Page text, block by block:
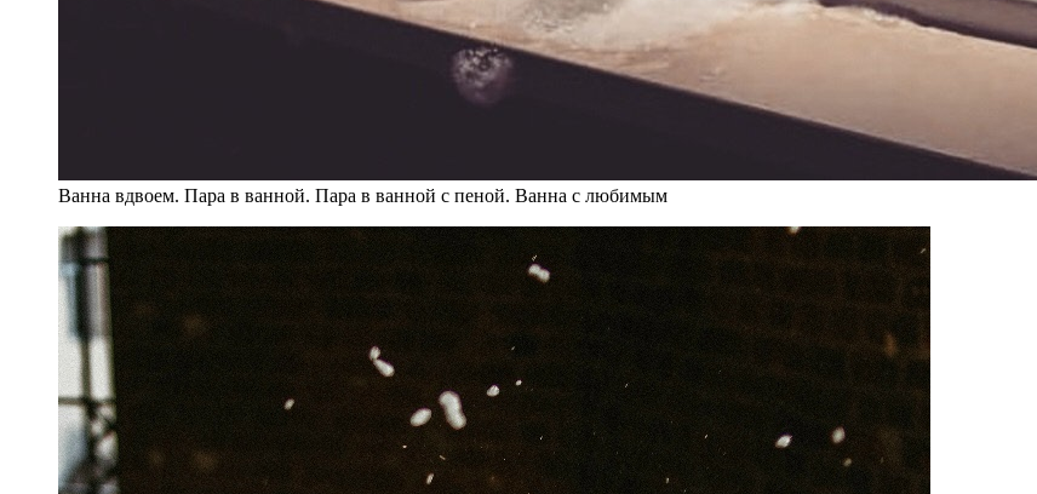
Ванна вдвоем. Пара в ванной. Пара в ванной с пеной. Ванна с любимым